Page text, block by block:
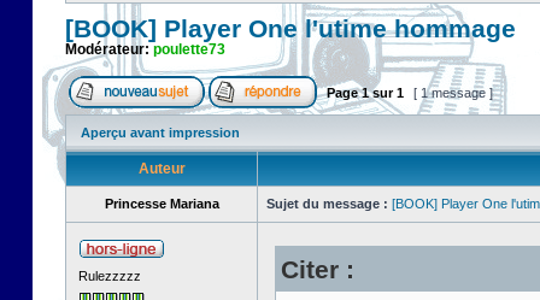
[BOOK] Player One l'utime hommage
Modérateur: poulette73
Page1sur1 [ 1 message ]
Aperçu avant impression
Auteur
Princesse Mariana Sujet du message : [BOOK] Player One
Rulezzzzz Citer :